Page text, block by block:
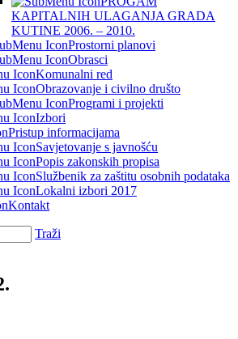
KAPITALNIH ULAGANJA GRADA
KUTINE 2006. – 2010.
Prostorni planovi
Obrasci
Komunalni red
Obrazovanje i civilno društo
Programi i projekti
Izbori
Pristup informacijama
Savjetovanje s javnošću
Popis zakonskih propisa
Službenik za zaštitu osobnih podataka
Lokalni izbori 2017
Kontakt
Traži